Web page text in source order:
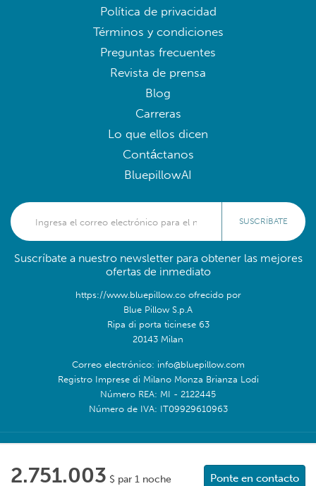
2.751.003 $ par 1 noche Ponte en contacto
Política de privacidad
Términos y condiciones
Preguntas frecuentes
Revista de prensa
Blog
Carreras
Lo que ellos dicen
Contáctanos
BluepillowAI
SUSCRÍBATE
Suscríbate a nuestro newsletter para obtener las mejores
ofertas de inmediato
https://www.bluepillow.co ofrecido por
Blue Pillow S.p.A
Ripa di porta ticinese 63
20143 Milan
Correo electrónico: info@bluepillow.com
Registro Imprese di Milano Monza Brianza Lodi
Número REA: MI - 2122445
Número de IVA: IT09929610963